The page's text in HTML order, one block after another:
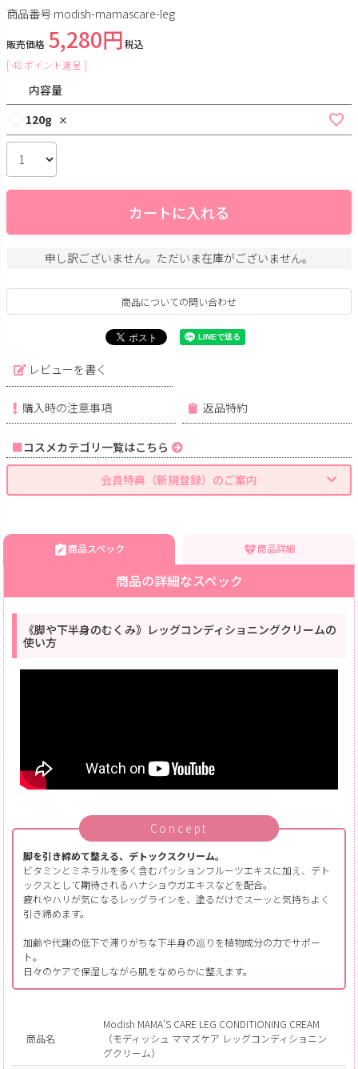
商品番号 modish-mamascare-leg
販売価格 5,280
税込
[48 ポイント進呈 ]
内容量
120g
×
カートに入れる
申し訳ございません。ただいま在庫がございません。
商品についての問い合わせ
レビューを書く
購入時の注意事項 返品特約
コスメカテゴリ一覧はこちら
会員特典（新規登録）のご案内
商品スペック 商品詳細
商品の詳細なスペック
《脚や下半身のむくみ》レッグコンディショニングクリームの
使い方
Concept
脚を引き締めて整える、デトックスクリーム。
ビタミンとミネラルを多く含むパッションフルーツエキスに加え、デト
ックスとして期待されるハナショウガエキスなどを配合。
疲れやハリが気になるレッグラインを、塗るだけでスーッと気持ちよく
引き締めます。
加齢や代謝の低下で滞りがちな下半身の巡りを植物成分の力でサポー
ト。
日々のケアで保湿しながら肌をなめらかに整えます。
商品名
Modish MAMA’S CARE LEG CONDITIONING CREAM
（モディッシュ ママズケア レッグコンディショニン
グクリーム）